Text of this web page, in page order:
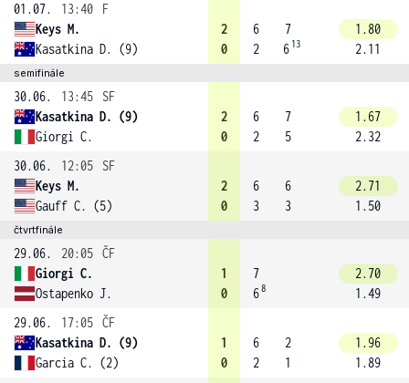
01.07.
13:40
F
Keys M.
Kasatkina D. (9)
2
0
6
2
7
6 13
1.80
2.11
semifinále
30.06. 13:45
SF
Kasatkina D. (9)
Giorgi C.
2
0
6
2
7
5
1.67
2.32
30.06.
12:05
SF
Keys M.
Gauff C. (5)
2
0
6
3
6
3
2.71
1.50
čtvrtfinále
29.06. 20:05 ČF
Giorgi C.
Ostapenko J.
1
0
7
68
2.70
1.49
29.06.
17:05 ČF
Kasatkina D. (9)
Garcia C. (2)
1
0
6
2
2
1
1.96
1.89